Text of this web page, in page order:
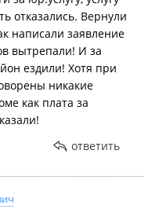
отказались. Вернули
написали заявление
вытрепали! И за
ездили! Хотя при
никакие
как плата за
ответить